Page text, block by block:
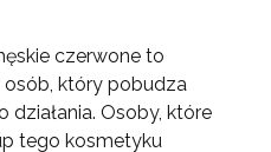
czerwone to
który pobudza
działania. Osoby, które
tego kosmetyku